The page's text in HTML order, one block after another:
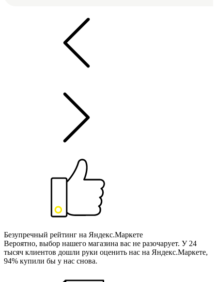
Безупречный рейтинг на Яндекс.Маркете
Вероятно, выбор нашего магазина вас не разочарует. У 24
тысяч клиентов дошли руки оценить нас на Яндекс.Маркете,
94% купили бы у нас снова.